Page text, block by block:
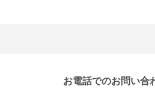
お電話でのお問い合